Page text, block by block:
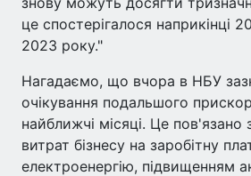
це спостерігалося наприкінці
2023 року."
Нагадаємо, що вчора в НБУ
очікування подальшого
найближчі місяці. Це пов'язано
витрат бізнесу на заробітну
електроенергію, підвищенням